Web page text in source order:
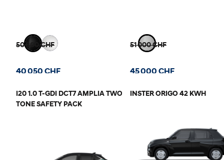
50 800 CHF
40 050 CHF
51 000 CHF
45 000 CHF
I20 1.0 T-GDI DCT7 AMPLIA TWO-
TONE SAFETY PACK
INSTER ORIGO 42 KWH